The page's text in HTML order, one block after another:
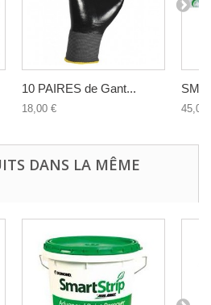
10 PAIRES de Gant...
18,00 € 45,00
DANS LA MÊME